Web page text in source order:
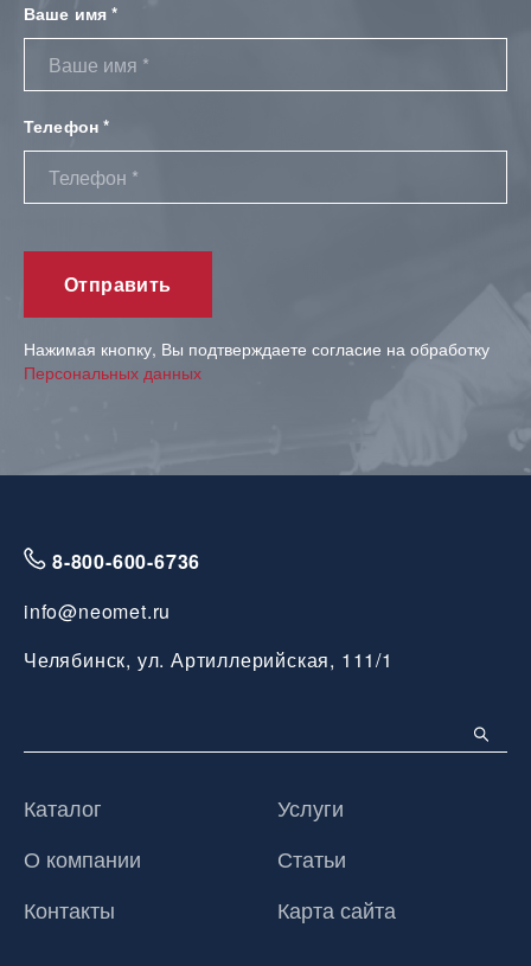
Ваше имя *
Телефон *
Нажимая кнопку, Вы подтверждаете согласие на обработку
Персональных данных
8-800-600-6736
info@neomet.ru
Челябинск, ул. Артиллерийская, 111/1
Каталог
Услуги
О компании
Статьи
Контакты
Карта сайта